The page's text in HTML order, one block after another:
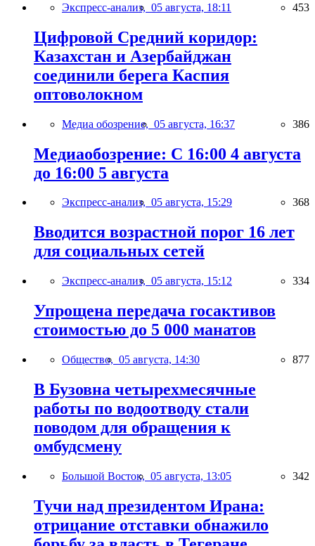
Экспресс-анализ, 05 августа, 18:11 453
Цифровой Средний коридор:
Казахстан и Азербайджан
соединили берега Каспия
оптоволокном
Медиа обозрение, 05 августа, 16:37 386
Медиаобозрение: С 16:00 4 августа
до 16:00 5 августа
Экспресс-анализ, 05 августа, 15:29 368
Вводится возрастной порог 16 лет
для социальных сетей
Экспресс-анализ, 05 августа, 15:12 334
Упрощена передача госактивов
стоимостью до 5 000 манатов
Общество, 05 августа, 14:30 877
В Бузовна четырехмесячные
работы по водоотводу стали
поводом для обращения к
омбудсмену
Большой Восток, 05 августа, 13:05 342
Тучи над президентом Ирана:
отрицание отставки обнажило